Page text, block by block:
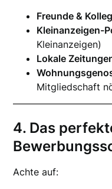
Freunde &
Kleinanzeigen-
Kleinanzeigen)
Lokale
Mitgliedschaft
4. Das
Achte auf: